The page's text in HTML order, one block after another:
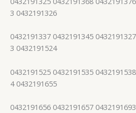
3 0432191326
0432191337 0432191345
3 0432191524
0432191525 0432191535
4 0432191655
0432191656 0432191657